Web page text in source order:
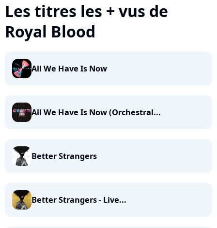
Les titres les + vus de
Royal Blood
All We Have Is Now
All We Have Is Now (Orchestral...
Better Strangers
Better Strangers - Live...